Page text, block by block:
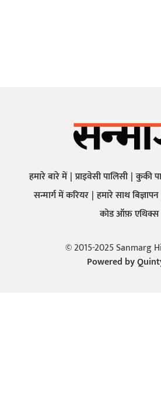
हमारे बारे में प्राइवेसी पालिसी कुकी
सन्मार्ग में करियर हमारे साथ बिज्ञापन
कोड ऑफ़ एथिक्स
© 2015-2025 Sanmarg
Powered by